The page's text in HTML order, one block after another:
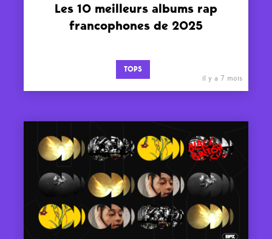
Les 10 meilleurs albums rap
francophones de 2025
TOPS
il y a 7 mois